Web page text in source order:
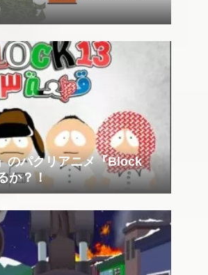
のパクリアニメ『Block
か？！